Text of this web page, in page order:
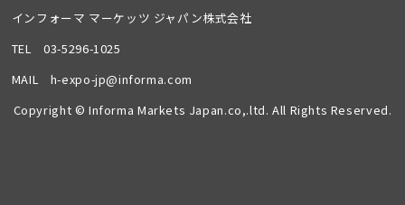
インフォーマ マーケッツ ジャパン株式会社
TEL03-5296-1025
MAIL h-expo-jp@informa.com
Copyright © Informa Markets Japan.co,.ltd. All Rights Reserved.